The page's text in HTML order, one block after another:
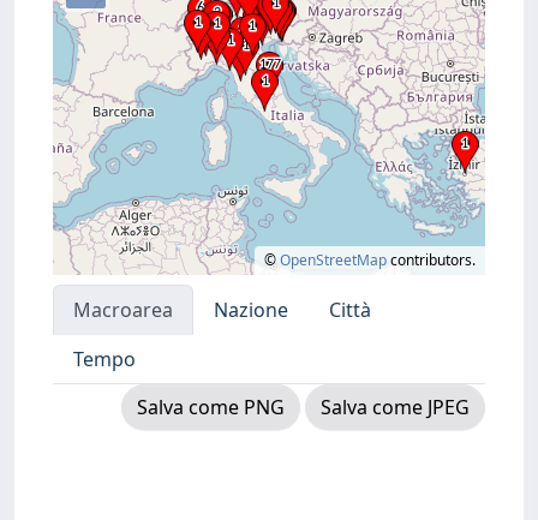
©OpenStreetMapcontributors.
Macroarea Nazione
Città
Tempo
Salva come PNG
Salva come JPEG